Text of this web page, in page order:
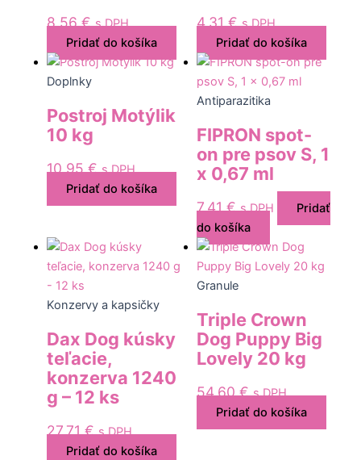
8,56€ s DPH
Pridať do košíka
4,31€ s DPH
Pridať do košíka
Doplnky
Postroj Motýlik
10 kg
10,95€ s DPH
Pridať do košíka
Antiparazitika
FIPRON spot-
on pre psov S, 1
x 0,67 ml
7,41€ s DPH
Pridať
do košíka
Konzervy a kapsičky
Dax Dog kúsky
teľacie,
konzerva 1240
g – 12 ks
27,71€ s DPH
Pridať do košíka
Granule
Triple Crown
Dog Puppy Big
Lovely 20 kg
54,60€ s DPH
Pridať do košíka